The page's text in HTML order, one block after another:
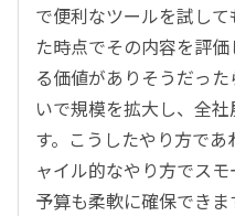
で便利なツールを試し
た時点でその内容を評
る価値がありそうだっ
いで規模を拡大し、全
す。こうしたやり方で
ャイル的なやり方でスモ
予算も柔軟に確保できま